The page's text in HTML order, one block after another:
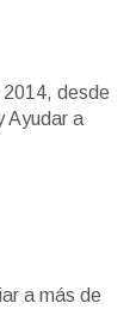
desde
Ayudar a
a más de